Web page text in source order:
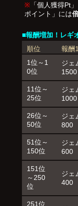
※ 「個人獲得Pt
ポイント」には
■報酬増加！レギ
順位
報酬1
1位～1
0位
ジェ
1500
11位～
25位
ジェ
1000
26位～
50位
ジェ
800
51位～
150位
ジェ
600
151位
～250
位
ジェ
400
251位